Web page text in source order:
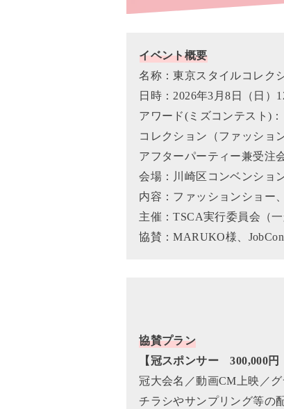
イベント概要
名称：東京スタイルコレク
日時：2026年3月8日（日）
アワード(ミズコンテスト)：
コレクション（ファッショ
アフターパーティー兼受注
会場：川崎区コンベンシ
内容：ファッションショー
主催：TSCA実行委員会（一
協賛：MARUKO様、
協賛プラン
【冠スポンサー 300,000円
冠大会名／動画CM上映／
チラシやサンプリング等の